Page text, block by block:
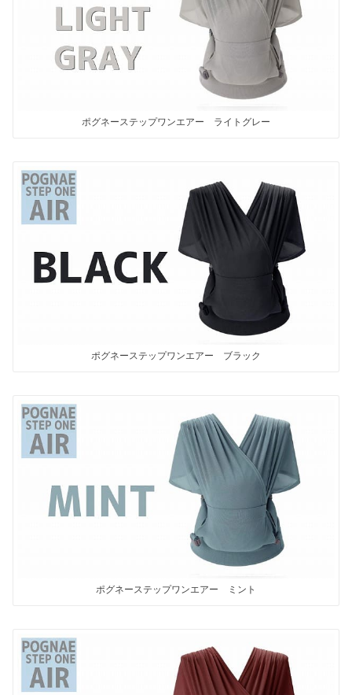
ポグネーステップワンエアー ライトグレー
ポグネーステップワンエアー ブラック
ポグネーステップワンエアー ミント